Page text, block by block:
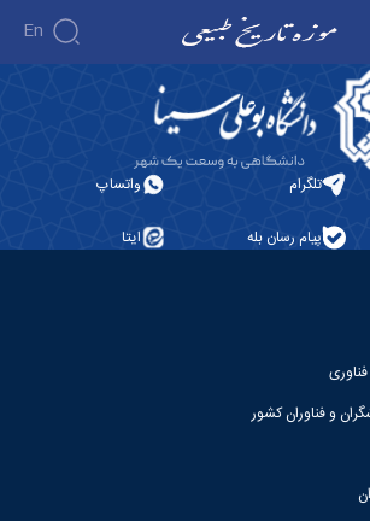
En
دانشگاه بوعلی سینا - موزه
تلگرام واتساپ
پیام رسان بله ایتا
و فناوران کشور